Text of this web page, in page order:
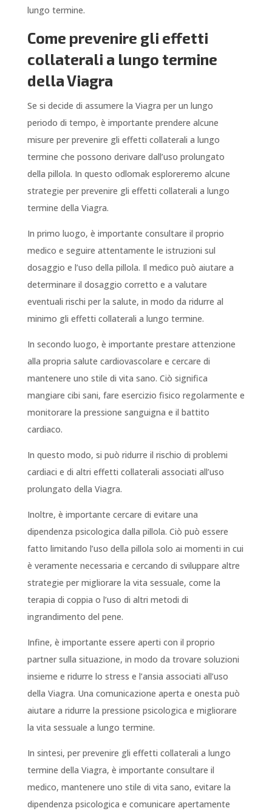
lungo termine.
Come prevenire gli effetti
collaterali a lungo termine
della Viagra
Se si decide di assumere la Viagra per un lungo
periodo di tempo, è importante prendere alcune
misure per prevenire gli effetti collaterali a lungo
termine che possono derivare dall’uso prolungato
della pillola. In questo odlomak esploreremo alcune
strategie per prevenire gli effetti collaterali a lungo
termine della Viagra.
In primo luogo, è importante consultare il proprio
medico e seguire attentamente le istruzioni sul
dosaggio e l’uso della pillola. Il medico può aiutare a
determinare il dosaggio corretto e a valutare
eventuali rischi per la salute, in modo da ridurre al
minimo gli effetti collaterali a lungo termine.
In secondo luogo, è importante prestare attenzione
alla propria salute cardiovascolare e cercare di
mantenere uno stile di vita sano. Ciò significa
mangiare cibi sani, fare esercizio fisico regolarmente e
monitorare la pressione sanguigna e il battito
cardiaco.
In questo modo, si può ridurre il rischio di problemi
cardiaci e di altri effetti collaterali associati all’uso
prolungato della Viagra.
Inoltre, è importante cercare di evitare una
dipendenza psicologica dalla pillola. Ciò può essere
fatto limitando l’uso della pillola solo ai momenti in cui
è veramente necessaria e cercando di sviluppare altre
strategie per migliorare la vita sessuale, come la
terapia di coppia o l’uso di altri metodi di
ingrandimento del pene.
Infine, è importante essere aperti con il proprio
partner sulla situazione, in modo da trovare soluzioni
insieme e ridurre lo stress e l’ansia associati all’uso
della Viagra. Una comunicazione aperta e onesta può
aiutare a ridurre la pressione psicologica e migliorare
la vita sessuale a lungo termine.
In sintesi, per prevenire gli effetti collaterali a lungo
termine della Viagra, è importante consultare il
medico, mantenere uno stile di vita sano, evitare la
dipendenza psicologica e comunicare apertamente